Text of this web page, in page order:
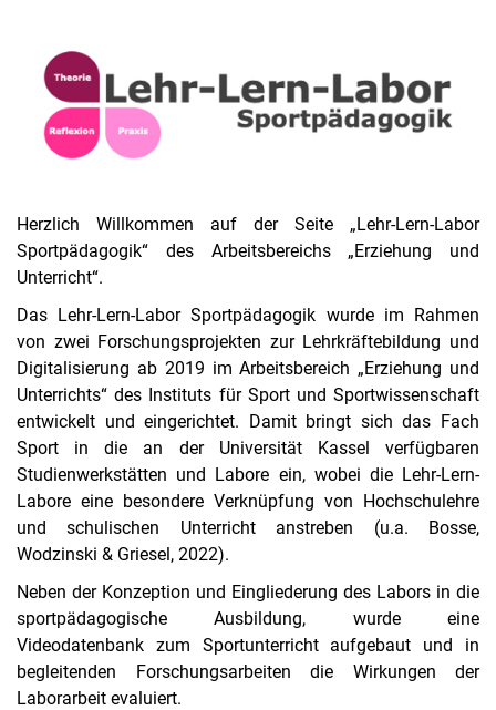
Konzept und Anwendung
ViSpo-Videodatenbank Sportunterricht
Forschung
Herzlich Willkommen auf der Seite „Lehr-Lern-Labor
Sportpädagogik“ des Arbeitsbereichs „Erziehung und
Unterricht“.
Das Lehr-Lern-Labor Sportpädagogik wurde im Rahmen
von zwei Forschungsprojekten zur Lehrkräftebildung und
Digitalisierung ab 2019 im Arbeitsbereich „Erziehung und
Unterrichts“ des Instituts für Sport und Sportwissenschaft
entwickelt und eingerichtet. Damit bringt sich das Fach
Sport in die an der Universität Kassel verfügbaren
Studienwerkstätten und Labore ein, wobei die Lehr-Lern-
Labore eine besondere Verknüpfung von Hochschulehre
und schulischen Unterricht anstreben (u.a. Bosse,
Wodzinski & Griesel, 2022).
Neben der Konzeption und Eingliederung des Labors in die
sportpädagogische Ausbildung, wurde eine
Videodatenbank zum Sportunterricht aufgebaut und in
begleitenden Forschungsarbeiten die Wirkungen der
Laborarbeit evaluiert.